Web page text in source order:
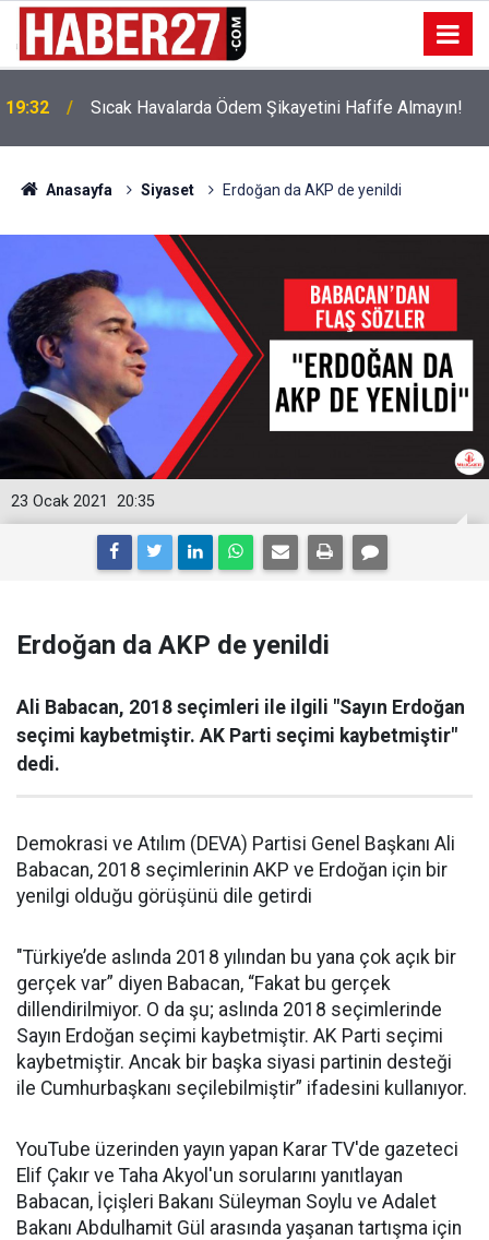
19:32 Sıcak Havalarda Ödem Şikayetini Hafife Almayın!
Anasayfa Siyaset Erdoğan da AKP de yenildi
20:35
23 Ocak 2021
Erdoğan da AKP de yenildi
Ali Babacan, 2018 seçimleri ile ilgili "Sayın Erdoğan
seçimi kaybetmiştir. AK Parti seçimi kaybetmiştir"
dedi.
Demokrasi ve Atılım (DEVA) Partisi Genel Başkanı Ali
Babacan, 2018 seçimlerinin AKP ve Erdoğan için bir
yenilgi olduğu görüşünü dile getirdi
"Türkiye’de aslında 2018 yılından bu yana çok açık bir
gerçek var” diyen Babacan, “Fakat bu gerçek
dillendirilmiyor. O da şu; aslında 2018 seçimlerinde
Sayın Erdoğan seçimi kaybetmiştir. AK Parti seçimi
kaybetmiştir. Ancak bir başka siyasi partinin desteği
ile Cumhurbaşkanı seçilebilmiştir” ifadesini kullanıyor.
YouTube üzerinden yayın yapan Karar TV'de gazeteci
Elif Çakır ve Taha Akyol'un sorularını yanıtlayan
Babacan, İçişleri Bakanı Süleyman Soylu ve Adalet
Bakanı Abdulhamit Gül arasında yaşanan tartışma için